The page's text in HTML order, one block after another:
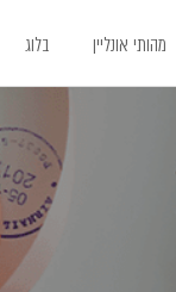
מהותי אונליין בלוג